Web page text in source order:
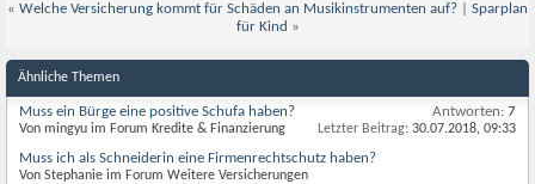
« Welche Versicherung kommt für Schäden an Musikinstrumenten auf?
Sparplan
für Kind »
Ähnliche Themen
Muss ein Bürge eine positive Schufa haben?
Von mingyu im Forum Kredite & Finanzierung
Antworten: 7
Letzter Beitrag: 30.07.2018, 09:33
Muss ich als Schneiderin eine Firmenrechtschutz haben?
Von Stephanie im Forum Weitere Versicherungen